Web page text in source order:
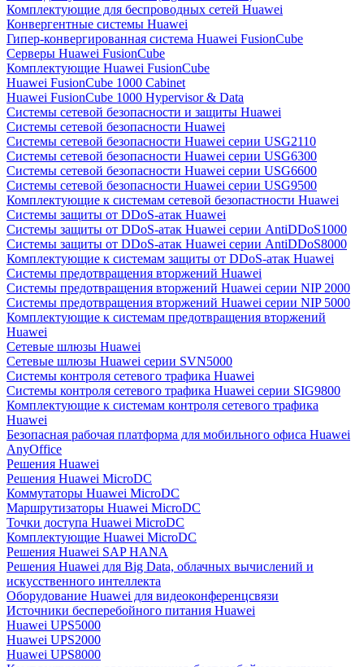
Комплектующие для беспроводных сетей Huawei
Конвергентные системы Huawei
Гипер-конвергированная система Huawei FusionCube
Серверы Huawei FusionCube
Комплектующие Huawei FusionCube
Huawei FusionCube 1000 Cabinet
Huawei FusionCube 1000 Hypervisor & Data
Системы сетевой безопасности и защиты Huawei
Системы сетевой безопасности Huawei
Системы сетевой безопасности Huawei серии USG2110
Системы сетевой безопасности Huawei серии USG6300
Системы сетевой безопасности Huawei серии USG6600
Системы сетевой безопасности Huawei серии USG9500
Комплектующие к системам сетевой безопастности Huawei
Системы защиты от DDoS-атак Huawei
Системы защиты от DDoS-атак Huawei серии AntiDDoS1000
Системы защиты от DDoS-атак Huawei серии AntiDDoS8000
Комплектующие к системам защиты от DDoS-атак Huawei
Системы предотвращения вторжений Huawei
Системы предотвращения вторжений Huawei серии NIP 2000
Системы предотвращения вторжений Huawei серии NIP 5000
Комплектующие к системам предотвращения вторжений
Huawei
Сетевые шлюзы Huawei
Сетевые шлюзы Huawei серии SVN5000
Системы контроля сетевого трафика Huawei
Системы контроля сетевого трафика Huawei серии SIG9800
Комплектующие к системам контроля сетевого трафика
Huawei
Безопасная рабочая платформа для мобильного офиса Huawei
AnyOffice
Решения Huawei
Решения Huawei MicroDC
Коммутаторы Huawei MicroDC
Маршрутизаторы Huawei MicroDC
Точки доступа Huawei MicroDC
Комплектующие Huawei MicroDC
Решения Huawei SAP HANA
Решения Huawei для Big Data, облачных вычислений и
искусственного интеллекта
Оборудование Huawei для видеоконференцсвязи
Источники бесперебойного питания Huawei
Huawei UPS5000
Huawei UPS2000
Huawei UPS8000